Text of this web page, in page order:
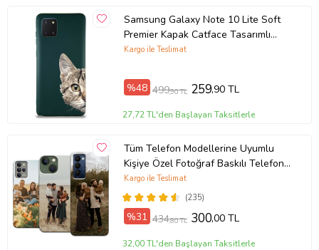
Samsung Galaxy Note 10 Lite Soft
Premier Kapak Catface Tasarımlı
Silikon Kılıf - Yeşil (Şeffaf)
Kargo ile Teslimat
%48 499,90 TL 259,90 TL
27,72 TL'den Başlayan Taksitlerle
Tüm Telefon Modellerine Uyumlu
Kişiye Özel Fotoğraf Baskılı Telefon
Kılıfı
(235)
Kargo ile Teslimat
%31 434,80 TL 300,00 TL
32,00 TL'den Başlayan Taksitlerle